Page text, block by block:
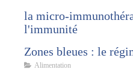
la micro-
l'immunité
Zones bleues : le
Alimentation